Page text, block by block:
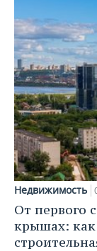
Недвижимость
От первого
крышах: как